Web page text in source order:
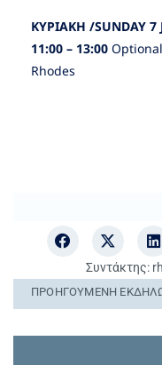
ΚΥΡΙΑΚΗ /SUNDAY 7
11:00 – 13:00
Rhodes
Συντάκτης:
ΠΡΟΗΓΟΎΜΕΝΗ